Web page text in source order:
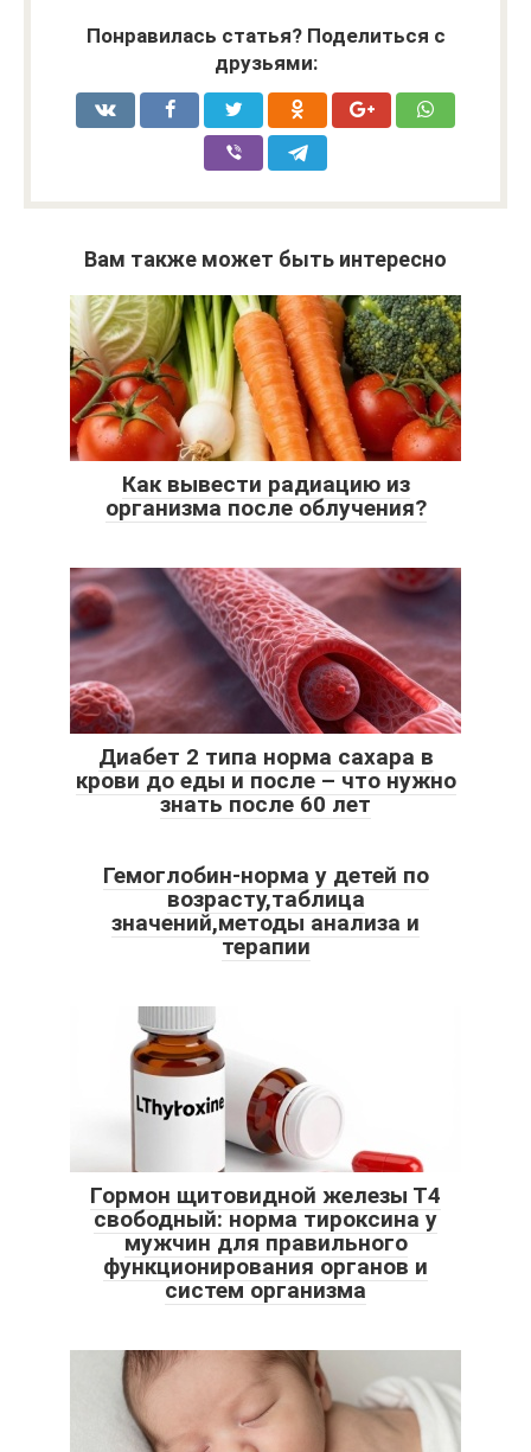
Понравилась статья? Поделиться с
друзьями:
Вам также может быть интересно
Как вывести радиацию из
организма после облучения?
Диабет 2 типа норма сахара в
крови до еды и после – что нужно
знать после 60 лет
Гемоглобин-норма у детей по
возрасту,таблица
значений,методы анализа и
терапии
Гормон щитовидной железы Т4
свободный: норма тироксина у
мужчин для правильного
функционирования органов и
систем организма